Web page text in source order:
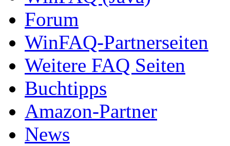
Forum
WinFAQ-Partnerseiten
Weitere FAQ Seiten
Buchtipps
Amazon-Partner
News